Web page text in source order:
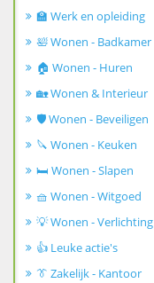
🏫 Werk en opleiding
🛀 Wonen - Badkamer
🏠 Wonen - Huren
🏡 Wonen & Interieur
🛡️ Wonen - Beveiligen
🔪 Wonen - Keuken
🛏️ Wonen - Slapen
🧺 Wonen - Witgoed
💡 Wonen - Verlichting
👍 Leuke actie's
👔 Zakelijk - Kantoor